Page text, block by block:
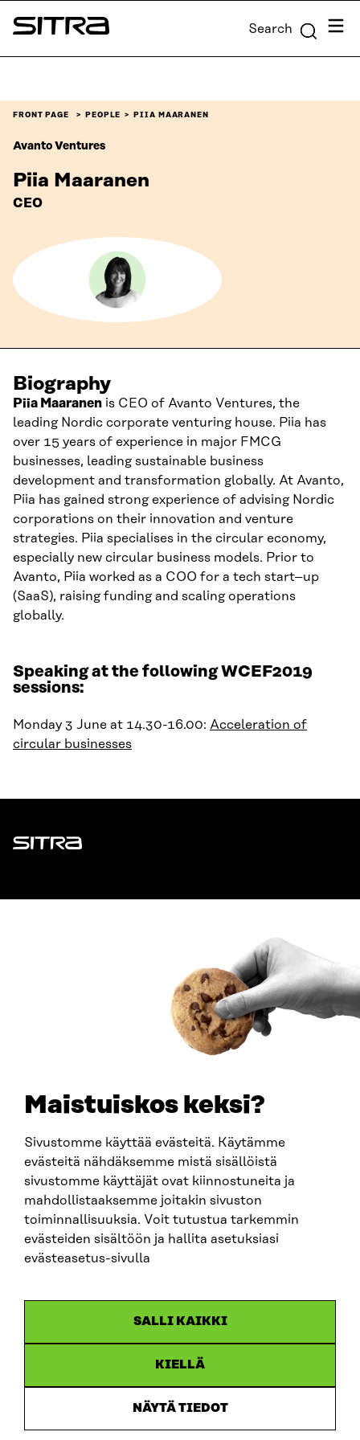
Maistuiskos keksi?
Sivustomme käyttää evästeitä. Käytämme
evästeitä nähdäksemme mistä sisällöistä
sivustomme käyttäjät ovat kiinnostuneita ja
mahdollistaaksemme joitakin sivuston
toiminnallisuuksia. Voit tutustua tarkemmin
evästeiden sisältöön ja hallita asetuksiasi
evästeasetus-sivulla
SALLI KAIKKI
KIELLÄ
NÄYTÄ TIEDOT
Skip to
content
Sitra Search Menu
FRONT PAGE PEOPLE PIIA MAARANEN
Avanto Ventures
Piia Maaranen
CEO
Biography
Piia Maaranen is CEO of Avanto Ventures, the
leading Nordic corporate venturing house. Piia has
over 15 years of experience in major FMCG
businesses, leading sustainable business
development and transformation globally. At Avanto,
Piia has gained strong experience of advising Nordic
corporations on their innovation and venture
strategies. Piia specialises in the circular economy,
especially new circular business models. Prior to
Avanto, Piia worked as a COO for a tech start–up
(SaaS), raising funding and scaling operations
globally.
Speaking at the following WCEF2019
sessions:
Monday 3 June at 14.30-16.00: Acceleration of
circular businesses
Sitra
firstname.lastname@sitra.fi
SITRA ON SOCIAL MEDIA
LinkedIn
Instagram
Accessibility statement